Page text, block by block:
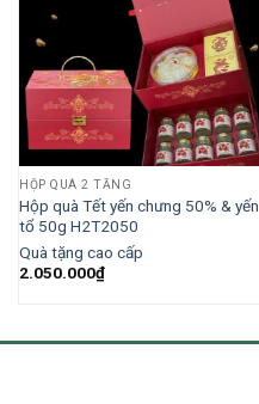
HỘP QUÀ 2 TẦNG
Hộp quà Tết yến chưng 50% & yến
tổ 50g H2T2050
Quà tặng cao cấp
2.050.000₫